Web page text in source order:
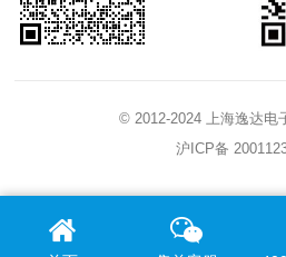
© 2012-2024 上海逸达电
沪ICP备